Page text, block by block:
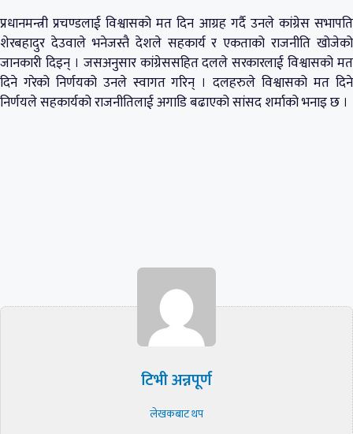
प्रधानमन्त्री प्रचण्डलाई विश्वासको मत दिन आग्रह गर्दै उनले कांग्रेस सभापति
शेरबहादुर देउवाले भनेजस्तै देशले सहकार्य र एकताको राजनीति खोजेको
जानकारी दिइन् । जसअनुसार कांग्रेससहित दलले सरकारलाई विश्वासको मत
दिने गरेको निर्णयको उनले स्वागत गरिन् । दलहरुले विश्वासको मत दिने
निर्णयले सहकार्यको राजनीतिलाई अगाडि बढाएको सांसद शर्माको भनाइ छ ।
टिभी अन्नपूर्ण
लेखकबाट थप